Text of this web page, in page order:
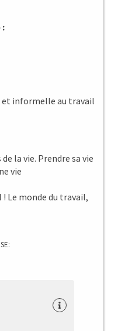
:
informelle au travail
la vie. Prendre sa vie
vie
Le monde du travail,